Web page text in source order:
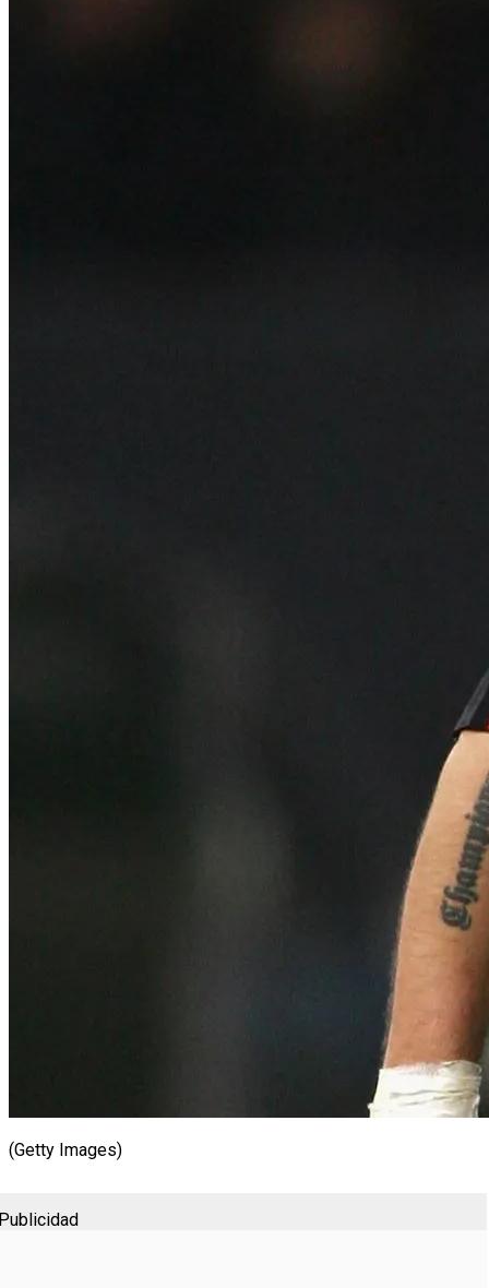
(Getty Images)